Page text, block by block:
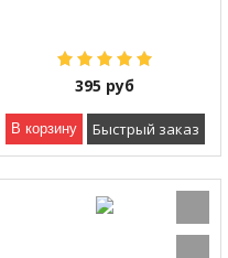
395 руб
В корзину Быстрый заказ